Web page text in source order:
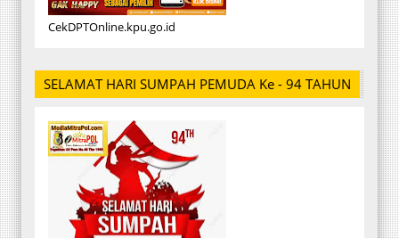
CekDPTOnline.kpu.go.id
SELAMAT HARI SUMPAH PEMUDA Ke - 94 TAHUN